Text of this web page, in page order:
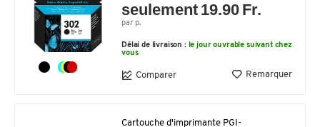
seulement 19.90 Fr.
par p.
Délai de livraison : le jour ouvrable suivant chez
vous
Comparer Remarquer
Cartouche d'imprimante PGI-